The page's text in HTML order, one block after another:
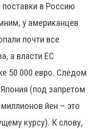
поставки в Россию
у американцев
почти все
а власти ЕС
50 000 евро. Следом
(под запретом
йен – это
курсу). К слову,